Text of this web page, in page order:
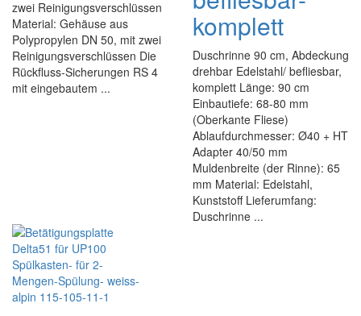
zwei Reinigungsverschlüssen
Material: Gehäuse aus
Polypropylen DN 50, mit zwei
Reinigungsverschlüssen Die
Rückfluss-Sicherungen RS 4
mit eingebautem ...
komplett
Duschrinne 90 cm, Abdeckung
drehbar Edelstahl/ befliesbar,
komplett Länge: 90 cm
Einbautiefe: 68-80 mm
(Oberkante Fliese)
Ablaufdurchmesser: Ø40 + HT
Adapter 40/50 mm
Muldenbreite (der Rinne): 65
mm Material: Edelstahl,
Kunststoff Lieferumfang:
Duschrinne ...